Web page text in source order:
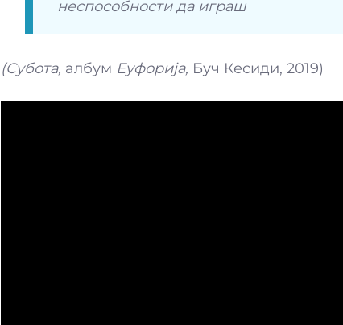
неспособности да играш
(Субота, албум Еуфорија, Буч Кесиди, 2019)